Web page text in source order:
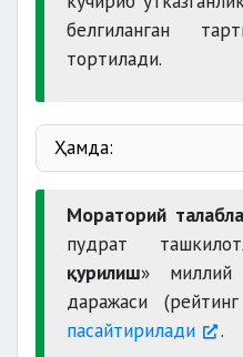
одамларнинг
мулкига хавф
оширилади
белгиланган
тортилади.
Ҳамда:
ноқонуний
Мораторий
пудрат
қурилиш» миллий
даражаси
пасайтирилади
.